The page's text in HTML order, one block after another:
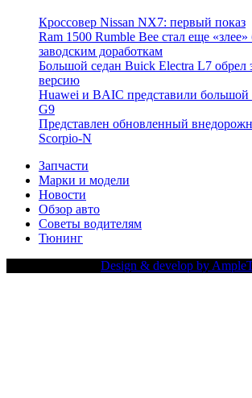
Кроссовер Nissan NX7: первый показ
Ram 1500 Rumble Bee стал еще «злее»
заводским доработкам
Большой седан Buick Electra L7 обрел
версию
Huawei и BAIC представили большой
G9
Представлен обновленный
Scorpio-N
Запчасти
Марки и модели
Новости
Обзор авто
Советы водителям
Тюнинг
Design & develop by